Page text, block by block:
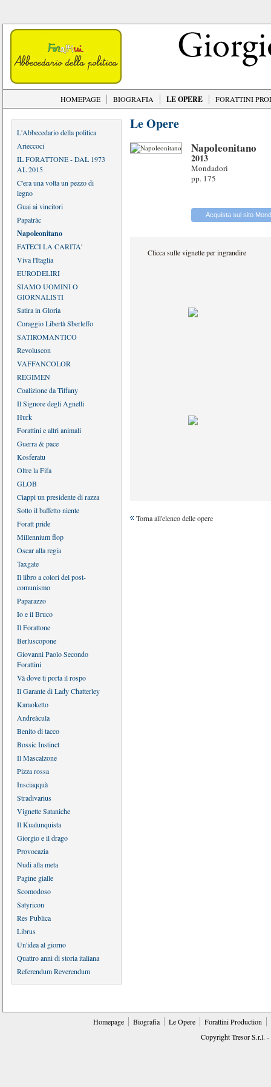
HOMEPAGE BIOGRAFIA LE OPERE FORATTINI
L'Abbecedario della politica
Arieccoci
IL FORATTONE - DAL 1973
AL 2015
C'era una volta un pezzo di
legno
Guai ai vincitori
Papatràc
Napoleonitano
FATECI LA CARITA'
Viva l'Itaglia
EURODELIRI
SIAMO UOMINI O
GIORNALISTI
Satira in Gloria
Coraggio Libertà Sberleffo
SATIROMANTICO
Revoluscon
VAFFANCOLOR
REGIMEN
Coalizione da Tiffany
Il Signore degli Agnelli
Hurk
Forattini e altri animali
Guerra & pace
Kosferatu
Oltre la Fifa
GLOB
Ciappi un presidente di razza
Sotto il baffetto niente
Foratt pride
Millennium flop
Oscar alla regia
Taxgate
Il libro a colori del post-
comunismo
Paparazzo
Io e il Bruco
Il Forattone
Berluscopone
Giovanni Paolo Secondo
Forattini
Và dove ti porta il rospo
Il Garante di Lady Chatterley
Karaoketto
Andreàcula
Benito di tacco
Bossic Instinct
Il Mascalzone
Pizza rossa
Insciaqquà
Stradivarius
Vignette Sataniche
Il Kualunquista
Giorgio e il drago
Provocazia
Nudi alla meta
Pagine gialle
Scomodoso
Satyricon
Res Publica
Librus
Un'idea al giorno
Quattro anni di storia italiana
Referendum Reverendum
Le Opere
Napoleonitano
2013
Mondadori
pp. 175
Acquista sul sito
Clicca sulle vignette per ingrandire
Torna all'elenco delle opere
Homepage Biografia Le Opere
Forattini Production
Copyright Tresor S.r.l.